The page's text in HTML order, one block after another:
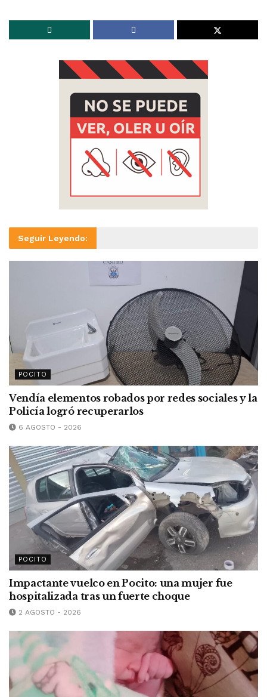
Seguir Leyendo:
POCITO
Vendía elementos robados por redes sociales y la
Policía logró recuperarlos
6 AGOSTO - 2026
POCITO
Impactante vuelco en Pocito: una mujer fue
hospitalizada tras un fuerte choque
2 AGOSTO - 2026